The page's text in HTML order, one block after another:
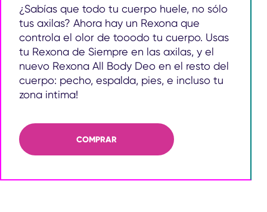
¿Sabías que todo tu cuerpo huele, no sólo
tus axilas? Ahora hay un Rexona que
controla el olor de tooodo tu cuerpo. Usas
tu Rexona de Siempre en las axilas, y el
nuevo Rexona All Body Deo en el resto del
cuerpo: pecho, espalda, pies, e incluso tu
zona intima!
COMPRAR EL PRODUCTO QUE TU CUERPO